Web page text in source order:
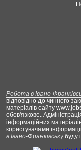
Робота в Івано-
відповідно до чинного
матеріалів сайту
обов'язкове.
інформаційних
користувачами
в Івано-Франківську